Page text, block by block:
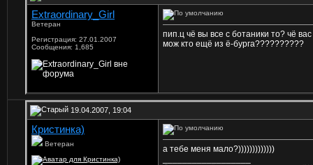
Extraordinary_Girl
Ветеран
Регистрация: 27.01.2007
Сообщения: 1,685
пип.ц чё вы все с ботаники то? чё
мож кто ещё из ё-бурга??????????
19.04.2007, 19:04
Кристинка)
Ветеран
а тебе меня мало?)))))))))))))